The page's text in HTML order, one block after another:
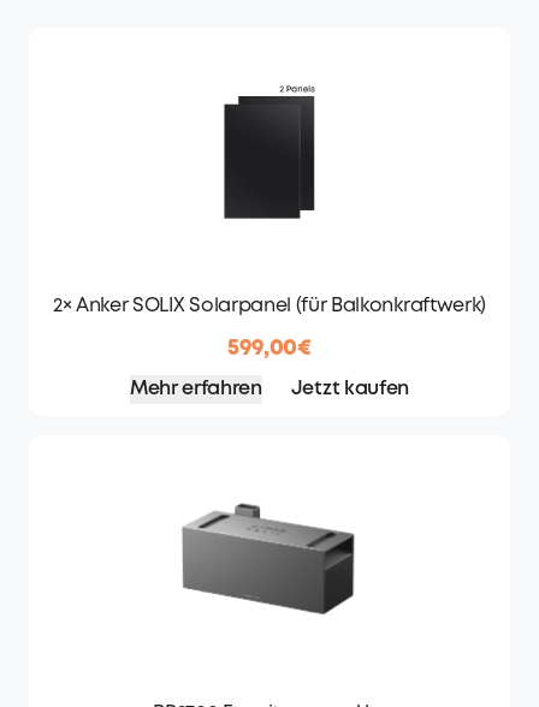
2× Anker SOLIX Solarpanel (für Balkonkraftwerk)
599,00€
Mehr erfahren Jetzt kaufen